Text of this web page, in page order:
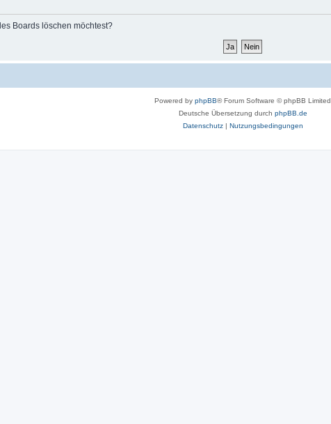
Boards löschen möchtest?
Powered by phpBB® Forum Software © phpBB Limited
Deutsche Übersetzung durch phpBB.de
Datenschutz| Nutzungsbedingungen